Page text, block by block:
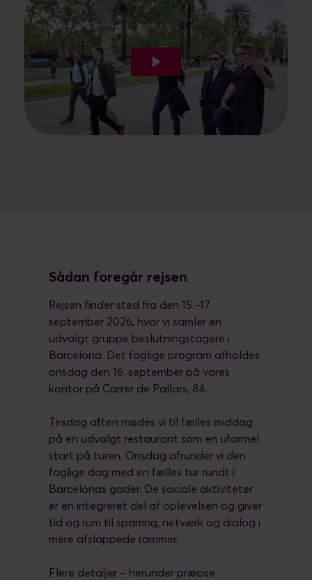
Sådan foregår rejsen
Rejsen finder sted fra den 15.–17.
september 2026, hvor vi samler en
udvalgt gruppe beslutningstagere i
Barcelona. Det faglige program afholdes
onsdag den 16. september på vores
kontor på Carrer de Pallars, 84.
Tirsdag aften mødes vi til fælles middag
på en udvalgt restaurant som en uformel
start på turen. Onsdag afrunder vi den
faglige dag med en fælles tur rundt i
Barcelonas gader. De sociale aktiviteter
er en integreret del af oplevelsen og giver
tid og rum til sparring, netværk og dialog i
mere afslappede rammer.
Flere detaljer – herunder præcise